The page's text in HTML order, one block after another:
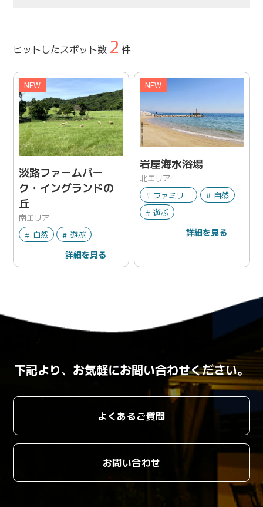
ヒットしたスポット数 2 件
NEW
淡路ファームパー
ク・イングランドの
丘
南エリア
自然
遊ぶ
詳細を見る
NEW
岩屋海水浴場
北エリア
ファミリー
自然
遊ぶ
詳細を見る
下記より、お気軽にお問い合わせください。
よくあるご質問
お問い合わせ